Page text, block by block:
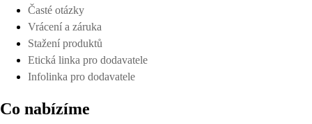
Časté otázky
Vrácení a záruka
Stažení produktů
Etická linka pro dodavatele
Infolinka pro dodavatele
Co nabízíme